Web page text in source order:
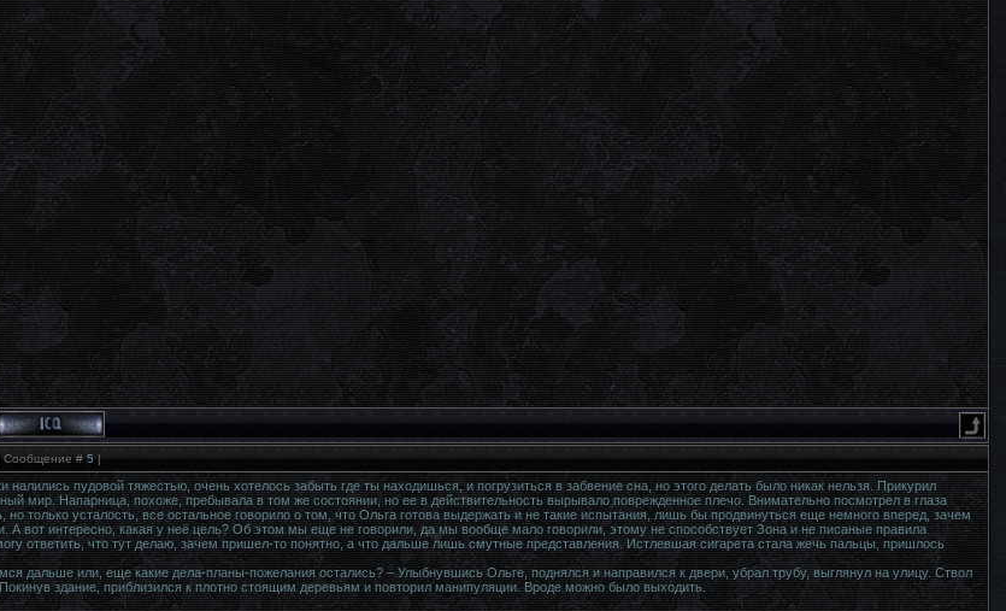
Сообщение # 5 |
налились пудовой тяжестью, очень хотелось забыть где ты находишься, и погрузиться в забвение сна, но этого делать было никак нельзя. Прикурил
мир. Напарница, похоже, пребывала в том же состоянии, но ее в действительность вырывало поврежденное плечо. Внимательно посмотрел в глаза
но только усталость, все остальное говорило о том, что Ольга готова выдержать и не такие испытания, лишь бы продвинуться еще немного вперед, зачем
А вот интересно, какая у неё цель? Об этом мы еще не говорили, да мы вообще мало говорили, этому не способствует Зона и не писаные правила
ответить, что тут делаю, зачем пришел-то понятно, а что дальше лишь смутные представления. Истлевшая сигарета стала жечь пальцы, пришлось
дальше или, еще какие дела-планы-пожелания остались? – Улыбнувшись Ольге, поднялся и направился к двери, убрал трубу, выглянул на улицу. Ствол
здание, приблизился к плотно стоящим деревьям и повторил манипуляции. Вроде можно было выходить.